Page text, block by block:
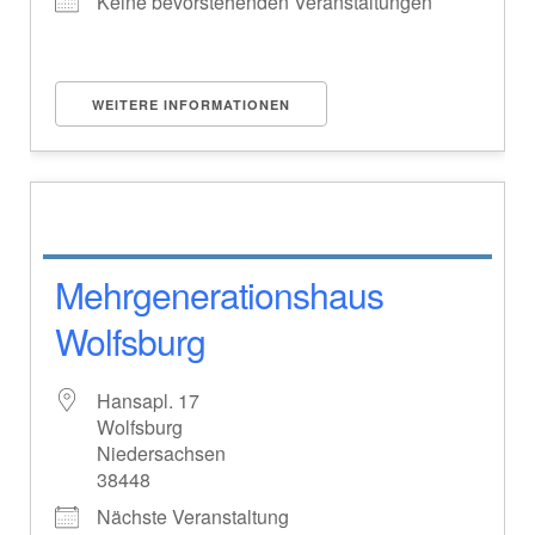
WEITERE INFORMATIONEN
Mehrgenerationshaus
Wolfsburg
Hansapl. 17
Wolfsburg
Niedersachsen
38448
Nächste Veranstaltung